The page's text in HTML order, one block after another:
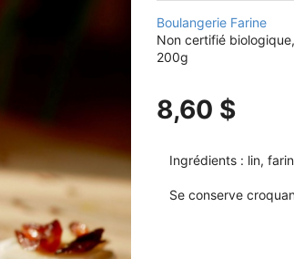
Boulangerie Farine
Non certifié
200g
8,60 $
Ingrédients : lin,
Se conserve